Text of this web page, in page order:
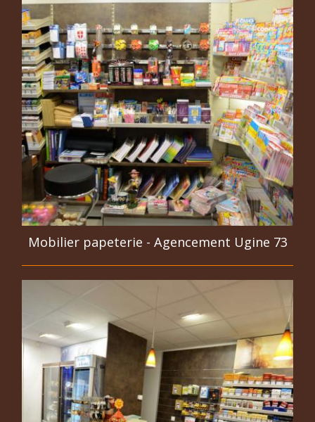
Mobilier papeterie - Agencement Ugine 73